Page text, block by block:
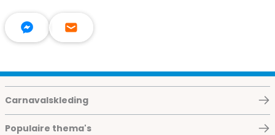
Carnavalskleding
Populaire thema's